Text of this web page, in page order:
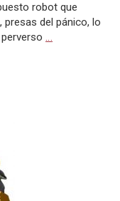
robot que
del pánico, lo
…